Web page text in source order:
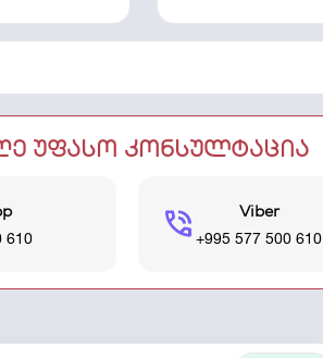
უფასო კონსულტაცია
610 phone_in_talk Viber
+995 577 500 610